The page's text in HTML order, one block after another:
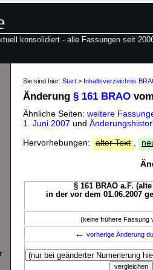
konsolidiert - alle Fassungen seit
Sie sind hier: Start > Inhaltsverzeichnis
Änderung § 161 BRAO
Ähnliche Seiten: weitere
1. Juni 2007 und
Hervorhebungen:
alter Text
§ 161 BRAO a.F.
in der vor dem 01.06.2007
(keine frühere Fassung
← vorherige Änderung